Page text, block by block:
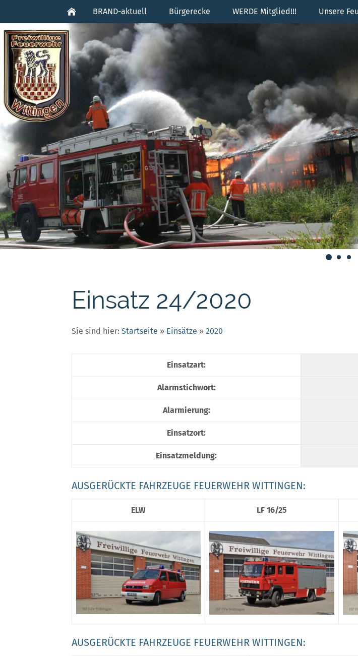
BRAND-aktuell Bürgerecke WERDE Mitglied!!! Unsere
Einsatz 24/2020
Sie sind hier: Startseite » Einsätze » 2020
Einsatzart:
Alarmstichwort:
Alarmierung:
Einsatzort:
Einsatzmeldung:
AUSGERÜCKTE FAHRZEUGE FEUERWEHR WITTINGEN:
ELW LF 16/25
AUSGERÜCKTE FAHRZEUGE FEUERWEHR WITTINGEN: